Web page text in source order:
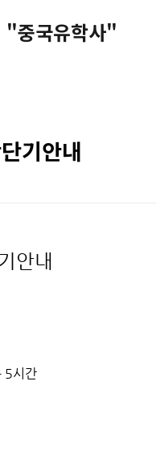
"중국유학사"
기안내
안내
5시간